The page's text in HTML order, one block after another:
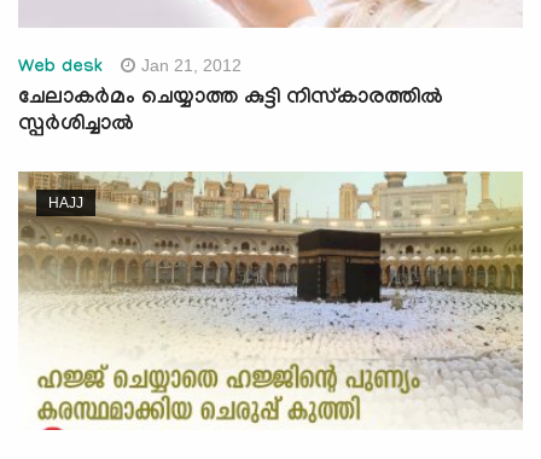
Web desk Jan 21, 2012
ചേലാകര്‍മം ചെയ്യാത്ത കുട്ടി നിസ്‌കാരത്തില്‍
സ്പര്‍ശിച്ചാല്‍
HAJJ